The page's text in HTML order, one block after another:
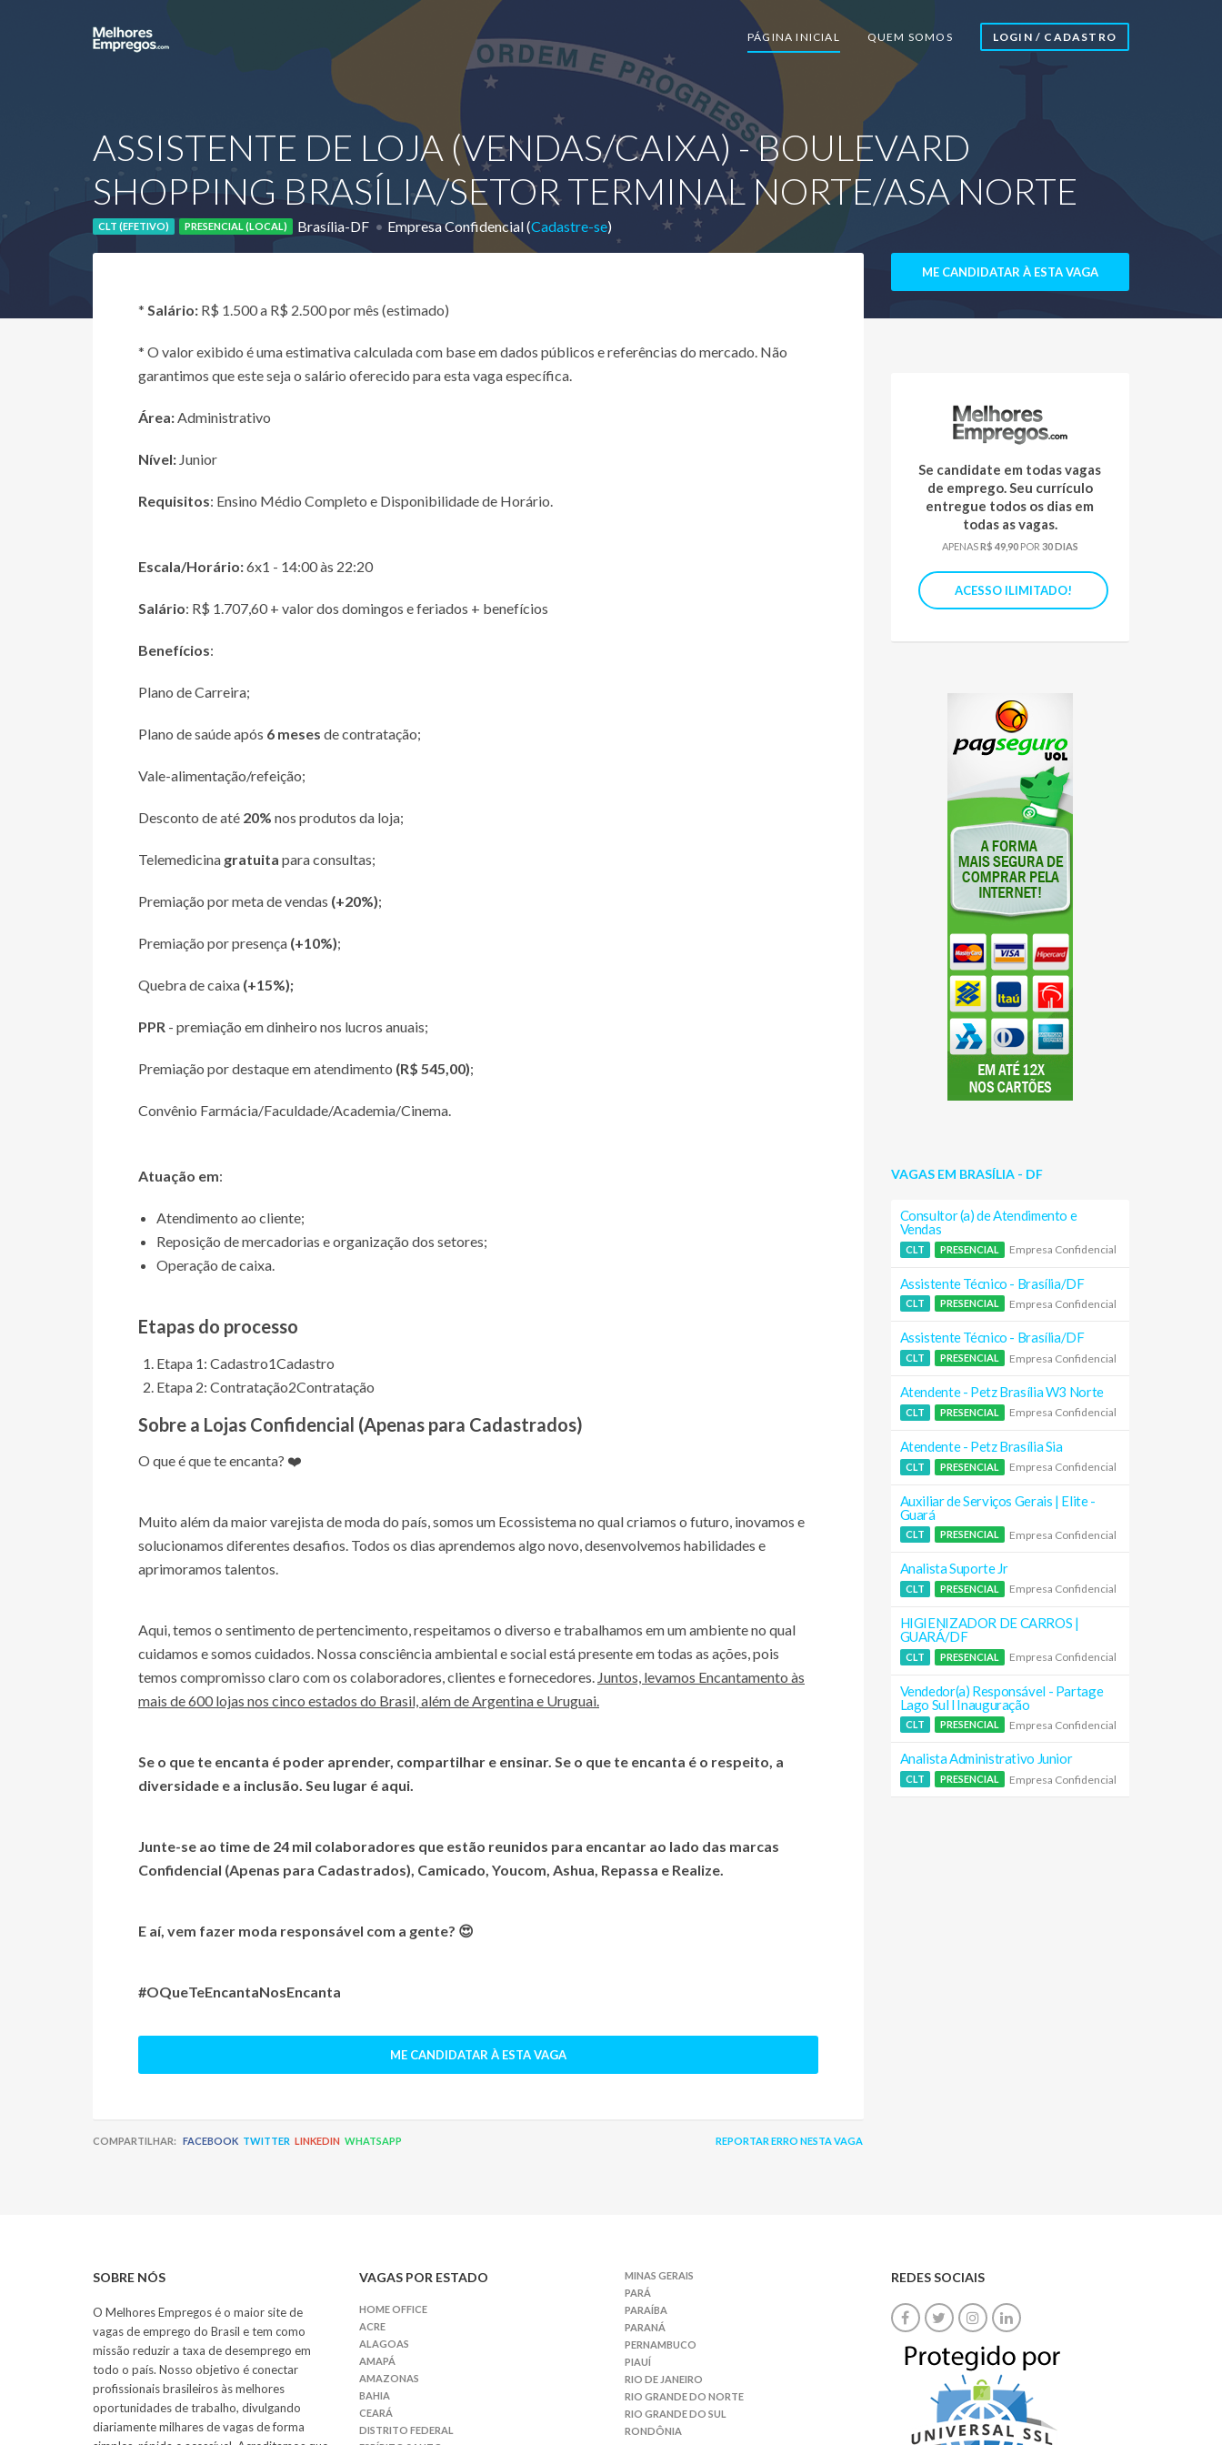
PÁGINA INICIAL QUEM SOMOS LOGIN / CADASTRO
ASSISTENTE DE LOJA (VENDAS/CAIXA) - BOULEVARD
SHOPPING BRASÍLIA/SETOR TERMINAL NORTE/ASA NORTE
CLT (EFETIVO) PRESENCIAL (LOCAL) Brasília-DF Empresa Confidencial (Cadastre-se)
* Salário: R$ 1.500 a R$ 2.500 por mês (estimado)
* O valor exibido é uma estimativa calculada com base em dados públicos e referências do mercado. Não
garantimos que este seja o salário oferecido para esta vaga específica.
Área:Administrativo
Nível: Junior
Requisitos: Ensino Médio Completo e Disponibilidade de Horário.
Escala/Horário:6x1 - 14:00 às 22:20
Salário: R$ 1.707,60 + valor dos domingos e feriados + benefícios
Benefícios:
Plano de Carreira;
Plano de saúde após 6 meses de contratação;
Vale-alimentação/refeição;
Desconto de até 20% nos produtos da loja;
Telemedicina gratuita para consultas;
Premiação por meta de vendas (+20%);
Premiação por presença (+10%);
Quebra de caixa (+15%);
PPR - premiação em dinheiro nos lucros anuais;
Premiação por destaque em atendimento (R$ 545,00);
Convênio Farmácia/Faculdade/Academia/Cinema.
Atuação em:
Atendimento ao cliente;
Reposição de mercadorias e organização dos setores;
Operação de caixa.
Etapas do processo
Etapa 1: Cadastro1Cadastro
Etapa 2: Contratação2Contratação
Sobre a Lojas Confidencial (Apenas para Cadastrados)
O que é que te encanta? ❤️
Muito além da maior varejista de moda do país, somos um Ecossistema no qual criamos o futuro, inovamos e
solucionamos diferentes desafios. Todos os dias aprendemos algo novo, desenvolvemos habilidades e
aprimoramos talentos.
Aqui, temos o sentimento de pertencimento, respeitamos o diverso e trabalhamos em um ambiente no qual
cuidamos e somos cuidados. Nossa consciência ambiental e social está presente em todas as ações, pois
temos compromisso claro com os colaboradores, clientes e fornecedores. Juntos, levamos Encantamento às
mais de 600 lojas nos cinco estados do Brasil, além de Argentina e Uruguai.
Se o que te encanta é poder aprender, compartilhar e ensinar. Se o que te encanta é o respeito, a
diversidade e a inclusão. Seu lugar é aqui.
Junte-se ao time de 24 mil colaboradores que estão reunidos para encantar ao lado das marcas
Confidencial (Apenas para Cadastrados), Camicado, Youcom, Ashua, Repassa e Realize.
E aí, vem fazer moda responsável com a gente? 😍
#OQueTeEncantaNosEncanta
ME CANDIDATAR À ESTA VAGA
COMPARTILHAR: FACEBOOK TWITTER LINKEDIN WHATSAPP REPORTAR ERRO NESTA VAGA
ME CANDIDATAR À ESTA VAGA
Se candidate em todas vagas
de emprego. Seu currículo
entregue todos os dias em
todas as vagas.
APENASR$ 49,90POR 30 DIAS
ACESSO ILIMITADO!
VAGAS EM BRASÍLIA - DF
Consultor (a) de Atendimento e
Vendas
CLT PRESENCIAL Empresa Confidencial
Assistente Técnico - Brasília/DF
CLT PRESENCIAL Empresa Confidencial
Assistente Técnico - Brasília/DF
CLT PRESENCIAL Empresa Confidencial
Atendente - Petz Brasília W3 Norte
CLT PRESENCIAL Empresa Confidencial
Atendente - Petz Brasília Sia
CLT PRESENCIAL Empresa Confidencial
Auxiliar de Serviços Gerais | Elite -
Guará
CLT PRESENCIAL Empresa Confidencial
Analista Suporte Jr
CLT PRESENCIAL Empresa Confidencial
HIGIENIZADOR DE CARROS |
GUARÁ/DF
CLT PRESENCIAL Empresa Confidencial
Vendedor(a) Responsável - Partage
Lago Sul l Inauguração
CLT PRESENCIAL Empresa Confidencial
Analista Administrativo Junior
CLT PRESENCIAL Empresa Confidencial
SOBRE NÓS
O Melhores Empregos é o maior site de
vagas de emprego do Brasil e tem como
missão reduzir a taxa de desemprego em
todo o país. Nosso objetivo é conectar
profissionais brasileiros às melhores
oportunidades de trabalho, divulgando
diariamente milhares de vagas de forma
VAGAS POR ESTADO
HOME OFFICE
ACRE
ALAGOAS
AMAPÁ
AMAZONAS
BAHIA
CEARÁ
DISTRITO FEDERAL
MINAS GERAIS
PARÁ
PARAÍBA
PARANÁ
PERNAMBUCO
PIAUÍ
RIO DE JANEIRO
RIO GRANDE DO NORTE
RIO GRANDE DO SUL
RONDÔNIA
REDES SOCIAIS